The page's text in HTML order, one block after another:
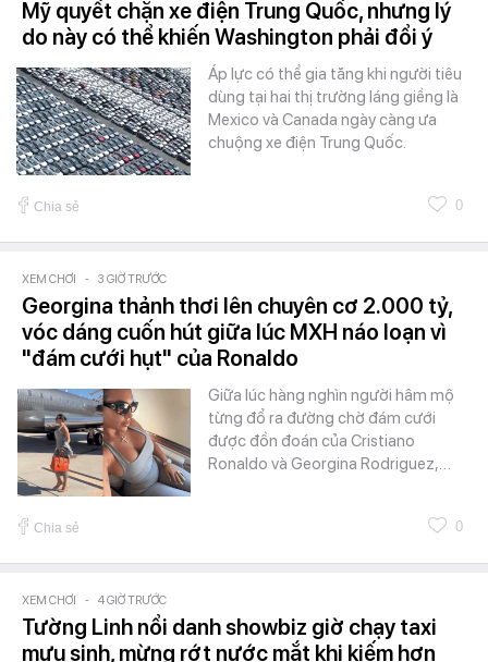
Mỹ quyết chặn xe điện Trung Quốc, nhưng lý
do này có thể khiến Washington phải đổi ý
Áp lực có thể gia tăng khi người tiêu
dùng tại hai thị trường láng giềng là
Mexico và Canada ngày càng ưa
chuộng xe điện Trung Quốc.
Chia sẻ 0
XEM CHƠI - 3 GIỜ TRƯỚC
Georgina thảnh thơi lên chuyên cơ 2.000 tỷ,
vóc dáng cuốn hút giữa lúc MXH náo loạn vì
"đám cưới hụt" của Ronaldo
Giữa lúc hàng nghìn người hâm mộ
từng đổ ra đường chờ đám cưới
được đồn đoán của Cristiano
Ronaldo và Georgina Rodriguez,…
Chia sẻ 0
XEM CHƠI - 4 GIỜ TRƯỚC
Tường Linh nổi danh showbiz giờ chạy taxi
mưu sinh, mừng rớt nước mắt khi kiếm hơn